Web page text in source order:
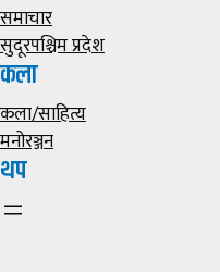
समाचार
सुदूरपश्चिम प्रदेश
कला
कला/साहित्य
मनोरञ्जन
थप